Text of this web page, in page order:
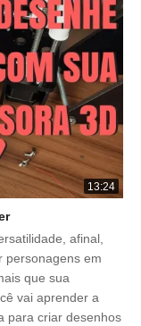
13:24
afinal,
personagens em
que sua
vai aprender a
para criar desenhos